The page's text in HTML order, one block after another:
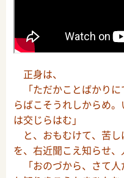
正身は、
「ただかことばかり
らばこそうれしからめ
は交じらはむ」
と、おもむけて、苦し
を、右近聞こえ知らせ、
「おのづから、さて